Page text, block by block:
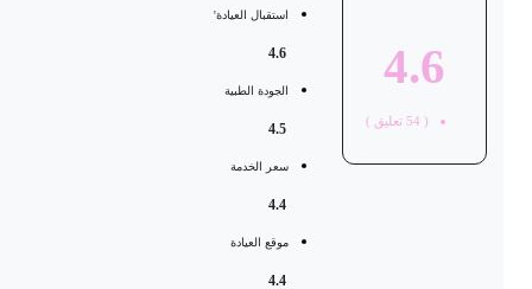
4.6
54 تعليق )
استقبال العيادة'
الجودة الطبية
سعر الخدمة
موقع العيادة